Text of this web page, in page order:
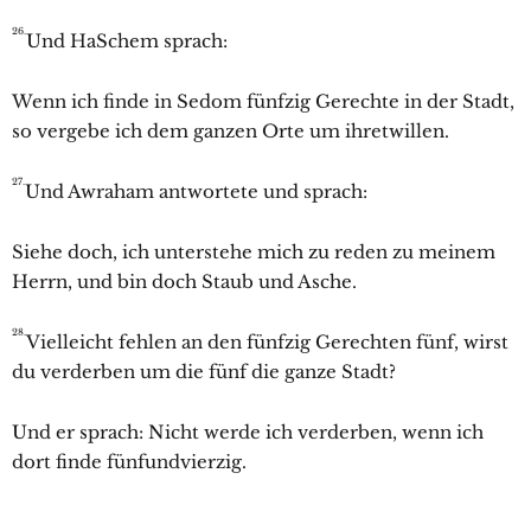
26.Und HaSchem sprach:
Wenn ich finde in Sedom fünfzig Gerechte in der Stadt,
so vergebe ich dem ganzen Orte um ihretwillen.
27.Und Awraham antwortete und sprach:
Siehe doch, ich unterstehe mich zu reden zu meinem
Herrn, und bin doch Staub und Asche.
28.Vielleicht fehlen an den fünfzig Gerechten fünf, wirst
du verderben um die fünf die ganze Stadt?
Und er sprach: Nicht werde ich verderben, wenn ich
dort finde fünfundvierzig.